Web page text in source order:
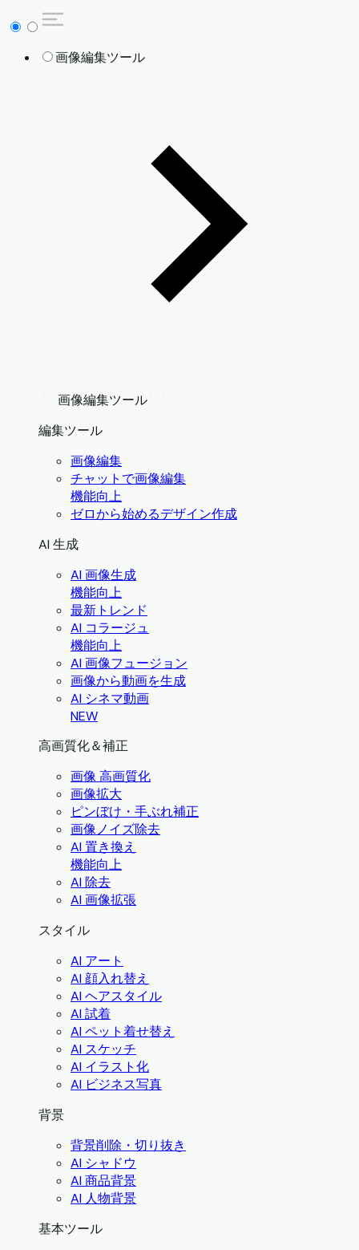
画像編集ツール
画像編集ツール
編集ツール
画像編集
チャットで画像編集
機能向上
ゼロから始めるデザイン作成
AI 生成
AI 画像生成
機能向上
最新トレンド
AI コラージュ
機能向上
AI 画像フュージョン
画像から動画を生成
AI シネマ動画
NEW
高画質化＆補正
画像 高画質化
画像拡大
ピンぼけ・手ぶれ補正
画像ノイズ除去
AI 置き換え
機能向上
AI 除去
AI 画像拡張
スタイル
AI アート
AI 顔入れ替え
AI ヘアスタイル
AI 試着
AI ペット着せ替え
AI スケッチ
AI イラスト化
AI ビジネス写真
背景
背景削除・切り抜き
AI シャドウ
AI 商品背景
AI 人物背景
基本ツール